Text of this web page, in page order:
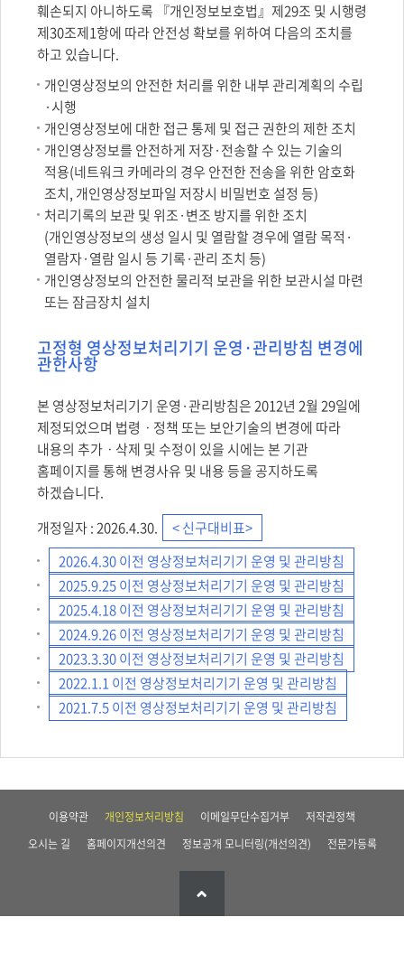
훼손되지 아니하도록 『개인정보보호법』제29조 및 시행령
제30조제1항에 따라 안전성 확보를 위하여 다음의 조치를
하고 있습니다.
개인영상정보의 안전한 처리를 위한 내부 관리계획의 수립
·시행
개인영상정보에 대한 접근 통제 및 접근 권한의 제한 조치
개인영상정보를 안전하게 저장·전송할 수 있는 기술의
적용(네트워크 카메라의 경우 안전한 전송을 위한 암호화
조치, 개인영상정보파일 저장시 비밀번호 설정 등)
처리기록의 보관 및 위조·변조 방지를 위한 조치
(개인영상정보의 생성 일시 및 열람할 경우에 열람 목적·
열람자·열람 일시 등 기록·관리 조치 등)
개인영상정보의 안전한 물리적 보관을 위한 보관시설 마련
또는 잠금장치 설치
고정형 영상정보처리기기 운영·관리방침 변경에
관한사항
본 영상정보처리기기 운영·관리방침은 2012년 2월 29일에
제정되었으며 법령ㆍ정책 또는 보안기술의 변경에 따라
내용의 추가ㆍ삭제 및 수정이 있을 시에는 본 기관
홈페이지를 통해 변경사유 및 내용 등을 공지하도록
하겠습니다.
개정일자 : 2026.4.30.
< 신구대비표>
2026.4.30 이전 영상정보처리기기 운영 및 관리방침
2025.9.25 이전 영상정보처리기기 운영 및 관리방침
2025.4.18 이전 영상정보처리기기 운영 및 관리방침
2024.9.26 이전 영상정보처리기기 운영 및 관리방침
2023.3.30 이전 영상정보처리기기 운영 및 관리방침
2022.1.1 이전 영상정보처리기기 운영 및 관리방침
2021.7.5 이전 영상정보처리기기 운영 및 관리방침
이용약관 개인정보처리방침 이메일무단수집거부
저작권정책
오시는 길
홈페이지개선의견 정보공개 모니터링(개선의견) 전문가등록